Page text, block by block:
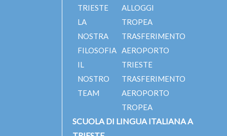
TRIESTE
LA
NOSTRA
FILOSOFIA
IL
NOSTRO
TEAM
ALLOGGI
TROPEA
TRASFERIMENTO
AEROPORTO
TRIESTE
TRASFERIMENTO
AEROPORTO
TROPEA
SCUOLA DI LINGUA ITALIANA A